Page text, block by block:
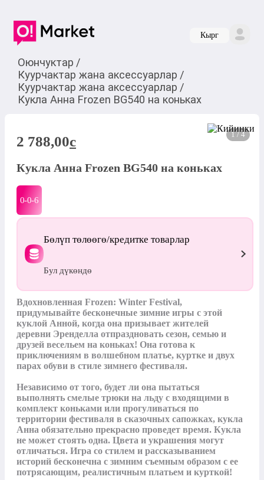
Кырг
Оюнчуктар /
Куурчактар жана аксессуарлар /
Куурчактар жана аксессуарлар /
Кукла Анна Frozen BG540 на коньках
1 / 4
2 788,00c
Кукла Анна Frozen BG540 на коньках
0-0-6
Бөлүп төлөөгө/кредитке товарлар
Бул дүкөндө
Вдохновленная Frozen: Winter Festival,
придумывайте бесконечные зимние игры с этой
куклой Анной, когда она призывает жителей
деревни Эренделла отпраздновать сезон, семью и
друзей весельем на коньках! Она готова к
приключениям в волшебном платье, куртке и двух
парах обуви в стиле зимнего фестиваля.
Независимо от того, будет ли она пытаться
выполнять смелые трюки на льду с входящими в
комплект коньками или прогуливаться по
территории фестиваля в сказочных сапожках, кукла
Анна обязательно прекрасно проведет время. Кукла
не может стоять одна. Цвета и украшения могут
отличаться. Игра со стилем и рассказыванием
историй бесконечна с зимним съемным образом с ее
потрясающим, реалистичным платьем и курткой!